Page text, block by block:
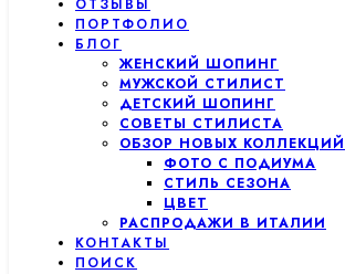
ОТЗЫВЫ
ПОРТФОЛИО
БЛОГ
ЖЕНСКИЙ ШОПИНГ
МУЖСКОЙ СТИЛИСТ
ДЕТСКИЙ ШОПИНГ
СОВЕТЫ СТИЛИСТА
ОБЗОР НОВЫХ КОЛЛЕКЦИЙ
ФОТО С ПОДИУМА
СТИЛЬ СЕЗОНА
ЦВЕТ
РАСПРОДАЖИ В ИТАЛИИ
КОНТАКТЫ
ПОИСК